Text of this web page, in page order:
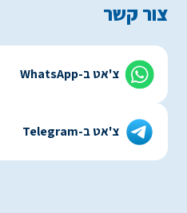
צור קשר
צ'אט ב-WhatsApp
צ'אט ב-Telegram